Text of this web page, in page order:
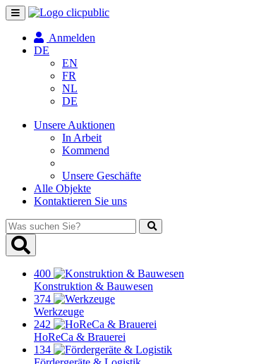
Navigation
umschalten
Anmelden
DE
EN
FR
NL
DE
Unsere Auktionen
In Arbeit
Kommend
Unsere Geschäfte
Alle Objekte
Kontaktieren Sie uns
Was
suchen
Sie?
400
Konstruktion & Bauwesen
374
Werkzeuge
242
HoReCa & Brauerei
134